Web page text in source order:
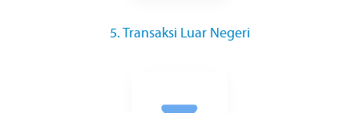
5. Transaksi Luar Negeri